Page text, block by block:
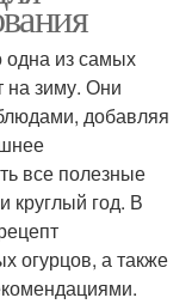
из самых
на зиму. Они
добавляя
все полезные
круглый год. В
огурцов, а также